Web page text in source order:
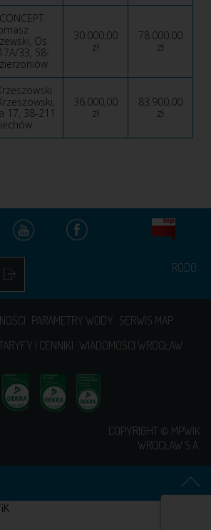
Os.
33, 58-
30.000,00
zł
78.000,00
zł
17, 38-211
36.000,00
zł
83.900,00
zł
PARAMETRY WODY SERWIS MAP
I CENNIKI WIADOMOŚCI WROCŁAW
RODO
COPYRIGHT © MPWIK
WROCŁAW S.A.